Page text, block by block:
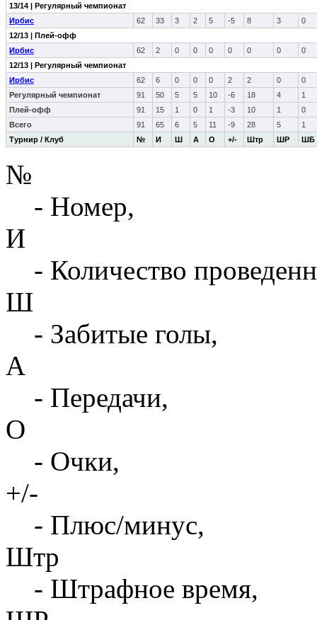
Турнир / Клуб № И Ш А О +/- Штр ШР ШБ
13/14 | Регулярный чемпионат
Ирбис
62 33 3 2 5 -5 8 3
0
12/13 | Плей-офф
Ирбис
62 2 0 0 0 0 0 0
0
12/13 | Регулярный чемпионат
Ирбис
62 6 0 0 0 2 2 0
0
Регулярный чемпионат
91 50 5 5 10 -6 18 4
1
Плей-офф
91 15 1 0 1 -3 10 1
0
Всего
91 65 6 5 11 -9 28 5 1
№
- Номер,
И
- Количество
Ш
- Забитые голы,
А
- Передачи,
О
- Очки,
+/-
- Плюс/минус,
Штр
- Штрафное время,